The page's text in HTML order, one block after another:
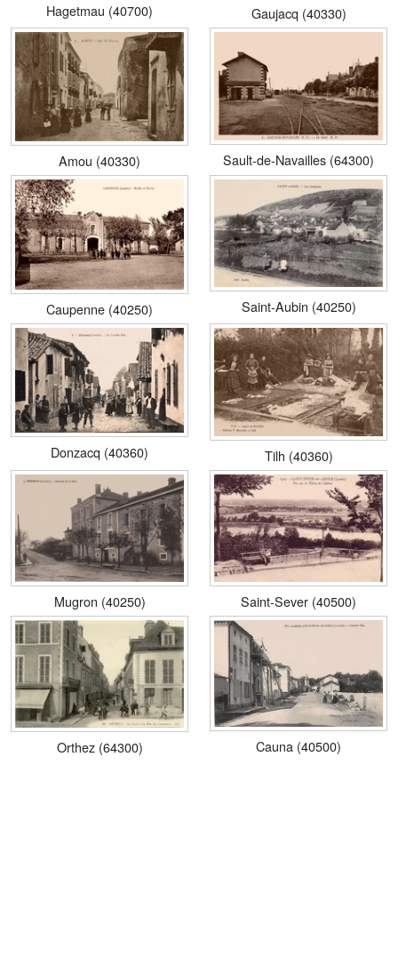
Hagetmau (40700) Gaujacq (40330)
Amou (40330) Sault-de-Navailles (64300)
Caupenne (40250) Saint-Aubin (40250)
Donzacq (40360) Tilh (40360)
Mugron (40250) Saint-Sever (40500)
Orthez (64300) Cauna (40500)